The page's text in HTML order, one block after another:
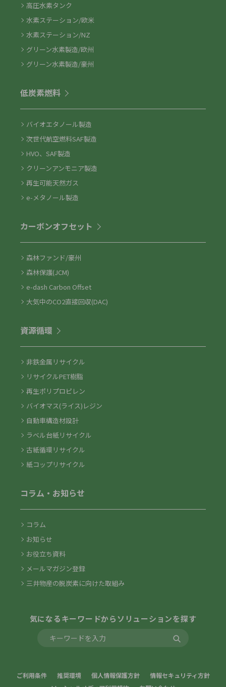
高圧水素タンク
水素ステーション/欧米
水素ステーション/NZ
グリーン水素製造/欧州
グリーン水素製造/豪州
低炭素燃料
バイオエタノール製造
次世代航空燃料SAF製造
HVO、SAF製造
クリーンアンモニア製造
再生可能天然ガス
e-メタノール製造
カーボンオフセット
森林ファンド/豪州
森林保護(JCM)
e-dash Carbon Offset
大気中のCO2直接回収(DAC)
資源循環
非鉄金属リサイクル
リサイクルPET樹脂
再生ポリプロピレン
バイオマス(ライス)レジン
自動車構造材設計
ラベル台紙リサイクル
古紙循環リサイクル
紙コップリサイクル
コラム・お知らせ
コラム
お知らせ
お役立ち資料
メールマガジン登録
三井物産の脱炭素に向けた取組み
気になるキーワードからソリューションを探す
ご利用条件 推奨環境 個人情報保護方針
情報セキュリティ方針